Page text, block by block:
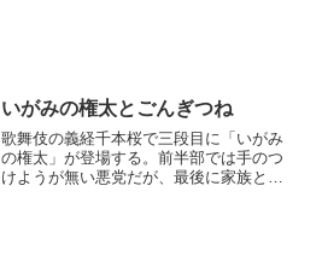
いがみの権太とごんぎつね
歌舞伎の義経千本桜で三段目に「いがみ
の権太」が登場する。前半部では手のつ
けようが無い悪党だが、最後に家族とも